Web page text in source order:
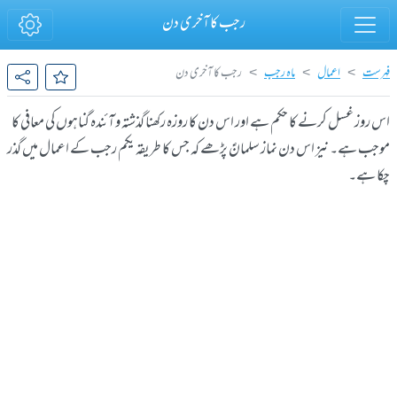
رجب کا آخری دن
فہرست اعمال ماہ رجب رجب کا آخری دن
اس روز غسل کرنے کا حکم ہے اور اس دن کا روزہ رکھنا گذشتہ و آئندہ گناہوں کی معافی کا
موجب ہے۔ نیز اس دن نماز سلمانؑ پڑھے کہ جس کا طریقہ یکم رجب کے اعمال میں گذر
چکا ہے۔